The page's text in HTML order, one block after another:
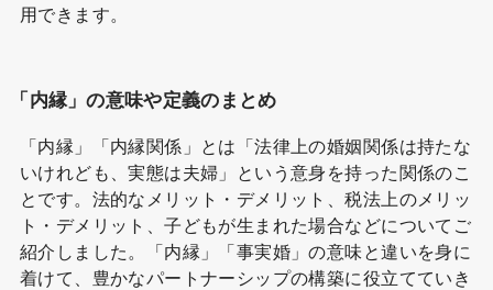
用できます。
「内縁」の意味や定義のまとめ
「内縁」「内縁関係」とは「法律上の婚姻関係は持たな
いけれども、実態は夫婦」という意身を持った関係のこ
とです。法的なメリット・デメリット、税法上のメリッ
ト・デメリット、子どもが生まれた場合などについてご
紹介しました。「内縁」「事実婚」の意味と違いを身に
着けて、豊かなパートナーシップの構築に役立てていき